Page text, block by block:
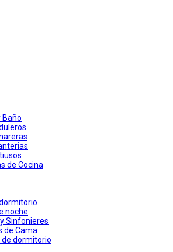
Baño
de Cocina
noche
Sinfonieres
de Cama
de dormitorio